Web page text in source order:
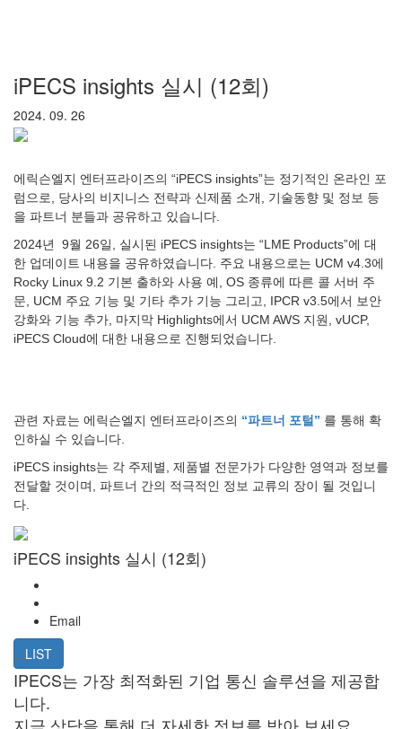
iPECS insights 실시 (12회)
2024. 09. 26
에릭슨엘지 엔터프라이즈의 “iPECS insights”는 정기적인 온라인 포
럼으로, 당사의 비지니스 전략과 신제품 소개, 기술동향 및 정보 등
을 파트너 분들과 공유하고 있습니다.
2024년 9월 26일, 실시된 iPECS insights는 “LME Products”에 대
한 업데이트 내용을 공유하였습니다. 주요 내용으로는 UCM v4.3에
Rocky Linux 9.2 기본 출하와 사용 예, OS 종류에 따른 콜 서버 주
문, UCM 주요 기능 및 기타 추가 기능 그리고, IPCR v3.5에서 보안
강화와 기능 추가, 마지막 Highlights에서 UCM AWS 지원, vUCP,
iPECS Cloud에 대한 내용으로 진행되었습니다.
관련 자료는 에릭슨엘지 엔터프라이즈의 “파트너 포털” 를 통해 확
인하실 수 있습니다.
iPECS insights는 각 주제별, 제품별 전문가가 다양한 영역과 정보를
전달할 것이며, 파트너 간의 적극적인 정보 교류의 장이 될 것입니
다.
iPECS insights 실시 (12회)
Email
LIST
IPECS는 가장 최적화된 기업 통신 솔루션을 제공합
니다.